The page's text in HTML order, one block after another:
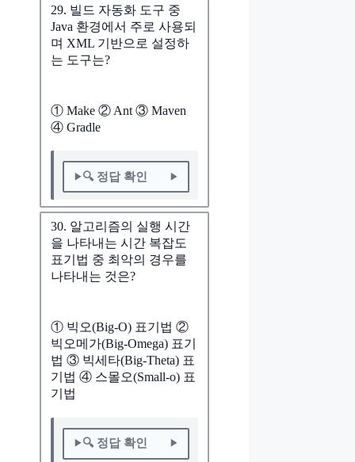
29. 빌드 자동화 도구 중
Java 환경에서 주로 사용되
며 XML 기반으로 설정하
는 도구는?
① Make ② Ant ③ Maven
④ Gradle
🔍 정답 확인
30. 알고리즘의 실행 시간
을 나타내는 시간 복잡도
표기법 중 최악의 경우를
나타내는 것은?
① 빅오(Big-O) 표기법 ②
빅오메가(Big-Omega) 표기
법 ③ 빅세타(Big-Theta) 표
기법 ④ 스몰오(Small-o) 표
기법
🔍 정답 확인